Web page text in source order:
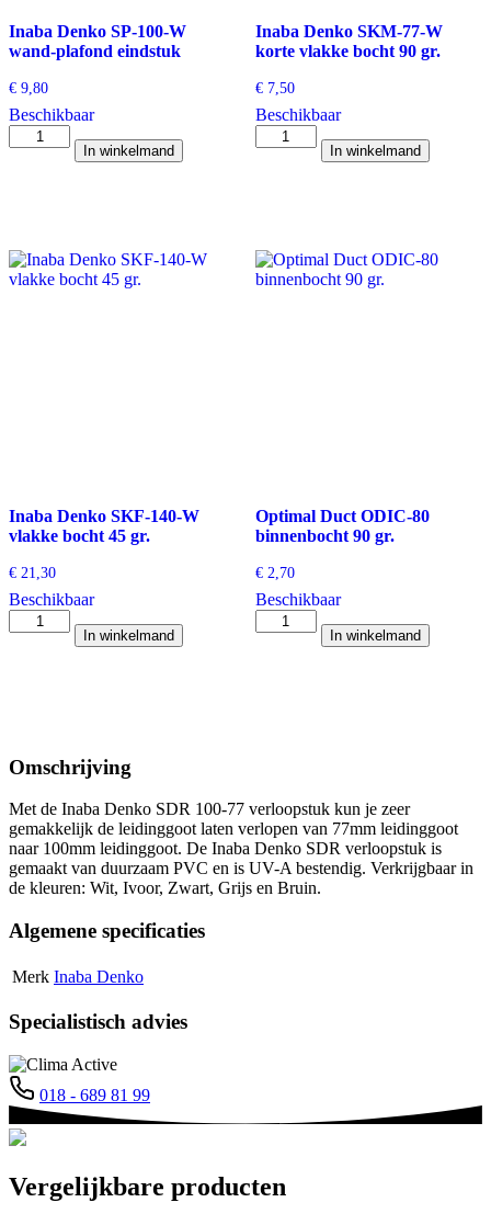
Inaba Denko SP-100-W
wand-plafond eindstuk
€ 9,80
Beschikbaar
Inaba
Denko
plafond
eindstuk
aantal
In winkelmand
Inaba Denko SKM-77-W
korte vlakke bocht 90 gr.
€7,50
Beschikbaar
Inaba
Denko
vlakke
bocht
90
In winkelmand
Inaba Denko SKF-140-W
vlakke bocht 45 gr.
€ 21,30
Beschikbaar
Inaba
Denko
45
gr.
In winkelmand
Optimal Duct ODIC-80
binnenbocht 90 gr.
€2,70
Beschikbaar
Optimal
Duct
In winkelmand
Omschrijving
Met de Inaba Denko SDR 100-77 verloopstuk kun je zeer
gemakkelijk de leidinggoot laten verlopen van 77mm leidinggoot
naar 100mm leidinggoot. De Inaba Denko SDR verloopstuk is
gemaakt van duurzaam PVC en is UV-A bestendig. Verkrijgbaar in
de kleuren: Wit, Ivoor, Zwart, Grijs en Bruin.
Algemene specificaties
Merk Inaba Denko
Specialistisch advies
018 - 689 81 99
Vergelijkbare producten